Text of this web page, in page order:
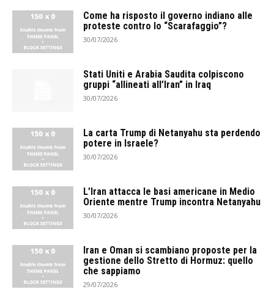
Come ha risposto il governo indiano alle
proteste contro lo “Scarafaggio”?
30/07/2026
Stati Uniti e Arabia Saudita colpiscono
gruppi “allineati all’Iran” in Iraq
30/07/2026
La carta Trump di Netanyahu sta perdendo
potere in Israele?
30/07/2026
L’Iran attacca le basi americane in Medio
Oriente mentre Trump incontra Netanyahu
30/07/2026
Iran e Oman si scambiano proposte per la
gestione dello Stretto di Hormuz: quello
che sappiamo
29/07/2026